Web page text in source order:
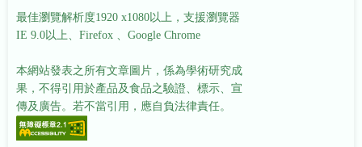
最佳瀏覽解析度1920 x1080以上，支援瀏覽器
IE 9.0以上、Firefox 、Google Chrome
本網站發表之所有文章圖片，係為學術研究成
果，不得引用於產品及食品之驗證、標示、宣
傳及廣告。若不當引用，應自負法律責任。